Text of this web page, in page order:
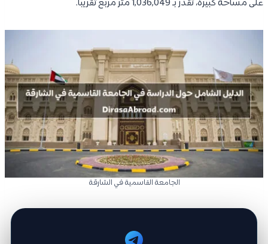
على مساحة كبيرة، تقدر بـ 1,036,049 متر مربع تقريبا.
الجامعة القاسمية في الشارقة